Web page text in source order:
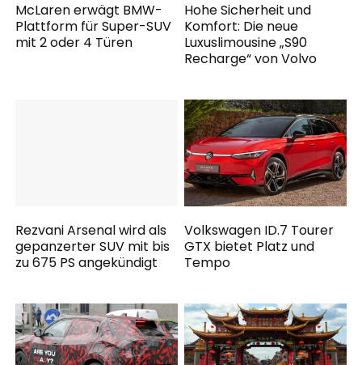
McLaren erwägt BMW-
Plattform für Super-SUV
mit 2 oder 4 Türen
Hohe Sicherheit und
Komfort: Die neue
Luxuslimousine „S90
Recharge“ von Volvo
Rezvani Arsenal wird als
gepanzerter SUV mit bis
zu 675 PS angekündigt
Volkswagen ID.7 Tourer
GTX bietet Platz und
Tempo